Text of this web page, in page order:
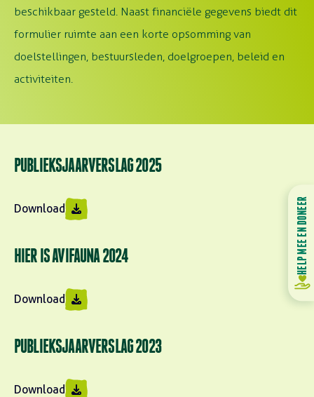
beschikbaar gesteld. Naast financiële gegevens biedt dit
formulier ruimte aan een korte opsomming van
doelstellingen, bestuursleden, doelgroepen, beleid en
activiteiten.
PUBLIEKSJAARVERSLAG 2025
Download
HIER IS AVIFAUNA 2024
Download
PUBLIEKSJAARVERSLAG 2023
Download
HELP MEE EN DONEER